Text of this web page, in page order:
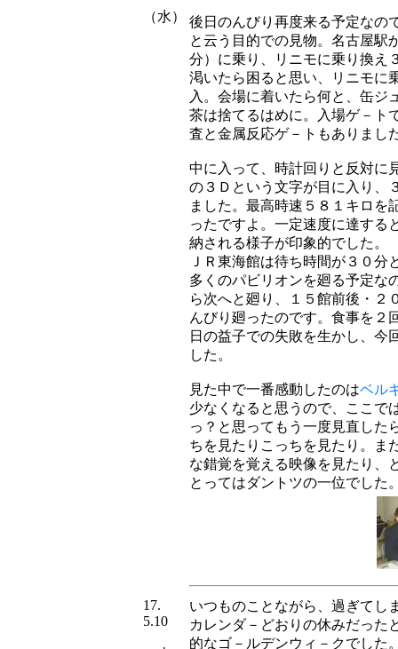
（水）
後日のんびり再度来る予定なの
と云う目的での見物。名古屋駅
分）に乗り、リニモに乗り換え
渇いたら困ると思い、リニモに
入。会場に着いたら何と、缶ジ
茶は捨てるはめに。入場ゲ－ト
査と金属反応ゲ－トもありまし
中に入って、時計回りと反対に
の３Ｄという文字が目に入り、
ました。最高時速５８１キロを
ったですよ。一定速度に達する
納される様子が印象的でした。
ＪＲ東海館は待ち時間が３０
多くのパビリオンを廻る予定な
ら次へと廻り、１５館前後・２
んびり廻ったのです。食事を２
日の益子での失敗を生かし、今
した。
見た中で一番感動したのはベル
少なくなると思うので、ここで
っ？と思ってもう一度見直した
ちを見たりこっちを見たり。ま
な錯覚を覚える映像を見たり、
とってはダントツの一位でした
17.
5.10
いつものことながら、過ぎてし
カレンダ－どおりの休みだった
的なゴ－ルデンウィ－クでした